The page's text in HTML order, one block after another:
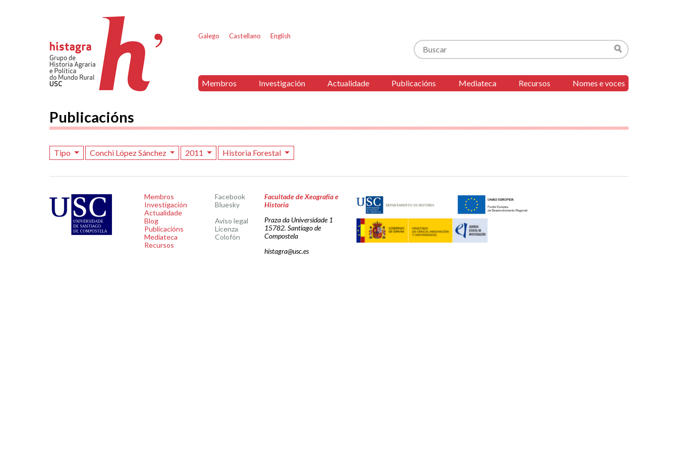
Galego Castellano English
Buscar
Buscar
Membros Investigación Actualidade Publicacións Mediateca Recursos Nomes e voces
Publicacións
Tipo Conchi López Sánchez 2011 Historia Forestal
Membros
Investigación
Actualidade
Blog
Publicacións
Mediateca
Recursos
Facebook
Bluesky
Aviso legal
Licenza
Colofón
Facultade de Xeografía e
Historia
Praza da Universidade 1
15782. Santiago de
Compostela
histagra@usc.es